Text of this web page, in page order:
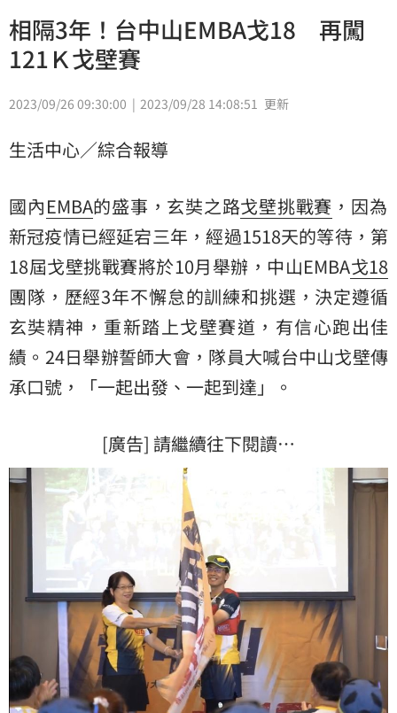
相隔3年！台中山EMBA戈18 再闖
121Ｋ戈壁賽
2023/09/26 09:30:00 2023/09/28 14:08:51 更新
生活中心／綜合報導
國內EMBA的盛事，玄奘之路戈壁挑戰賽 ，因為
新冠疫情已經延宕三年，經過1518天的等待，第
18屆戈壁挑戰賽將於10月舉辦，中山EMBA戈18
團隊，歷經3年不懈怠的訓練和挑選，決定遵循
玄奘精神，重新踏上戈壁賽道，有信心跑出佳
績。24日舉辦誓師大會，隊員大喊台中山戈壁傳
承口號，「一起出發、一起到達」。
[廣告] 請繼續往下閱讀…